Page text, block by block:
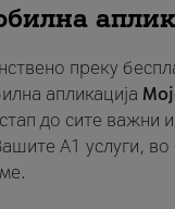
преку
апликација
до сите важни
A1 услуги,